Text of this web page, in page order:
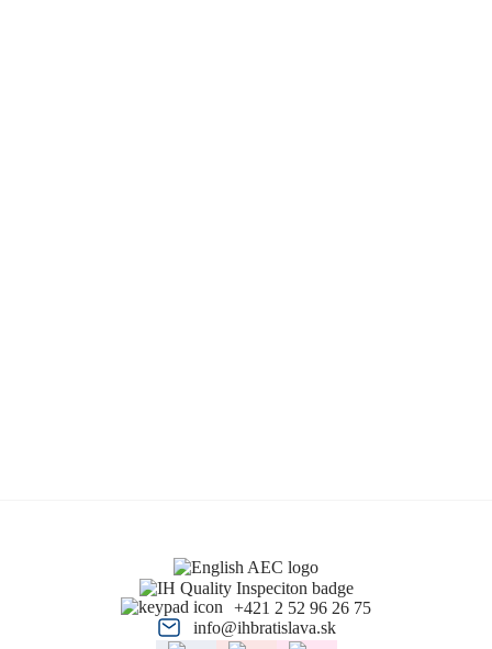
+421 2 52 96 26 75
info@ihbratislava.sk